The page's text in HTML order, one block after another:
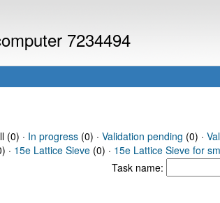
7234494
(0) · In progress(0) · Validation pending (0) ·
· 15e Lattice Sieve (0) · 15e Lattice Sieve for
Task name: